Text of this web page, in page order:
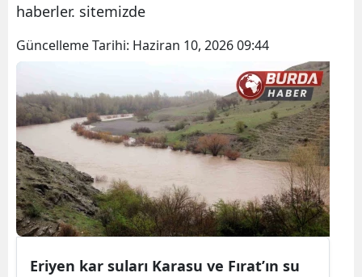
haberler. sitemizde
Güncelleme Tarihi: Haziran 10, 2026 09:44
Eriyen kar suları Karasu ve Fırat’ın su